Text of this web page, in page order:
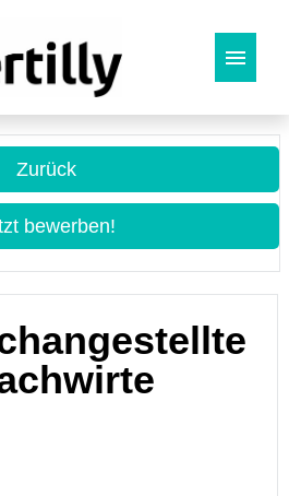
Zurück
bewerben!